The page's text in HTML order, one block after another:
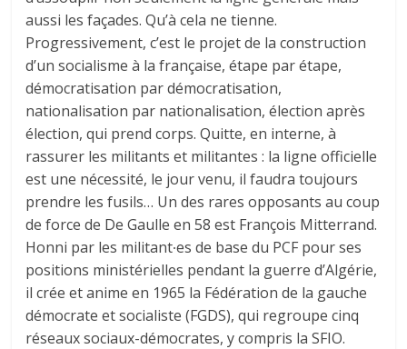
aussi les façades. Qu’à cela ne tienne.
Progressivement, c’est le projet de la construction
d’un socialisme à la française, étape par étape,
démocratisation par démocratisation,
nationalisation par nationalisation, élection après
élection, qui prend corps. Quitte, en interne, à
rassurer les militants et militantes : la ligne officielle
est une nécessité, le jour venu, il faudra toujours
prendre les fusils… Un des rares opposants au coup
de force de De Gaulle en 58 est François Mitterrand.
Honni par les militant∙es de base du PCF pour ses
positions ministérielles pendant la guerre d’Algérie,
il crée et anime en 1965 la Fédération de la gauche
démocrate et socialiste (FGDS), qui regroupe cinq
réseaux sociaux-démocrates, y compris la SFIO.